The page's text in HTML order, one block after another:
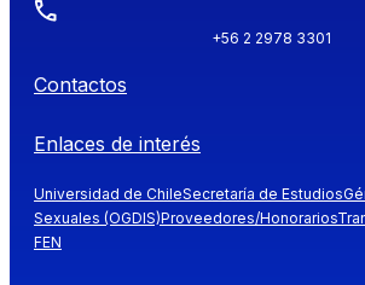
+56 2 2978 3301
Contactos
Enlaces de interés
Universidad de ChileSecretaría de Estudios
Sexuales (OGDIS)Proveedores/Honorarios
FEN